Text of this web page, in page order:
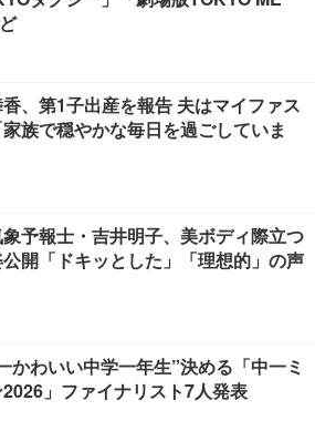
、第1子出産を報告 夫はマイファス
族で穏やかな毎日を過ごしていま
予報士・吉井明子、美ボディ際立つ
開「ドキッとした」「理想的」の声
かわいい中学一年生”決める「中一ミ
」ファイナリスト7人発表